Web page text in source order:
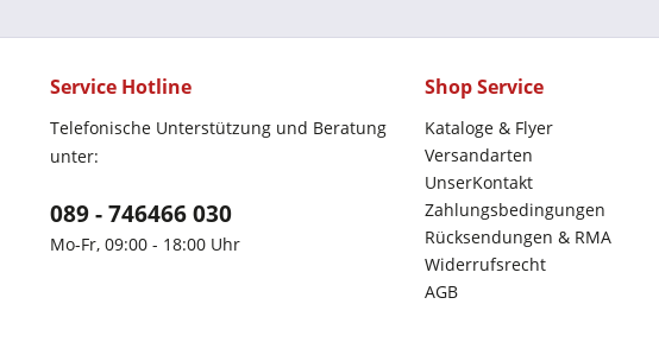
Service Hotline
Telefonische Unterstützung und Beratung
unter:
089 - 746466 030
Mo-Fr, 09:00 - 18:00 Uhr
Shop Service
Kataloge & Flyer
Versandarten
UnserKontakt
Zahlungsbedingungen
Rücksendungen & RMA
Widerrufsrecht
AGB